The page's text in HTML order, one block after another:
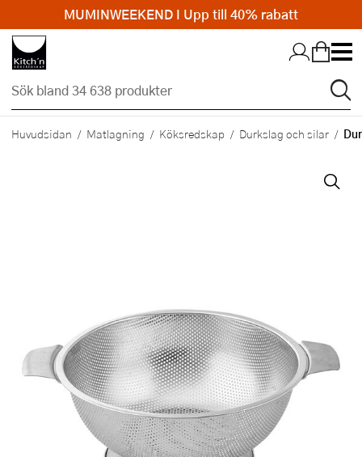
Hopp till huvudinnehållet
Huvudsidan Matlagning Köksredskap Durkslag och silar
MUMINWEEKEND I Upp till 40% rabatt